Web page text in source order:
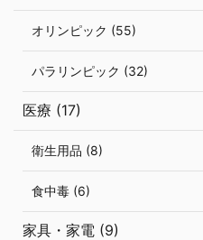
オリンピック (55)
パラリンピック (32)
医療 (17)
衛生用品 (8)
食中毒 (6)
家具・家電 (9)